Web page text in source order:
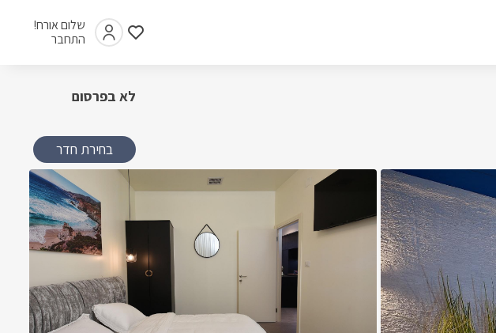
שלום אורח!
התחבר
לא בפרסום
בחירת חדר